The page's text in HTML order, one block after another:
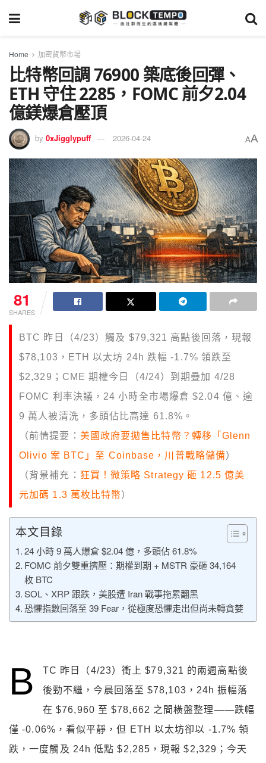
Home 加密貨幣市場
比特幣回調 76900 築底後回彈、
ETH 守住 2285，FOMC 前夕2.04
億鎂爆倉壓頂
by 0xJigglypuff 2026-04-24 AA
81
SHARES
BTC 昨日（4/23）觸及 $79,321 高點後回落，現報
$78,103，ETH 以太坊 24h 跌幅 -1.7% 領跌至
$2,329；CME 期權今日（4/24）到期疊加 4/28
FOMC 利率決議，24 小時全市場爆倉 $2.04 億、逾
9 萬人被清洗，多頭佔比高達 61.8%。
（前情提要： 美國政府要拋售比特幣？轉移「Glenn
Olivio 案 BTC」至 Coinbase，川普戰略儲備）
（背景補充： 狂買！微策略 Strategy 砸 12.5 億美
元加碼 1.3 萬枚比特幣）
本文目錄
24 小時 9 萬人爆倉 $2.04 億，多頭佔 61.8%
FOMC 前夕雙重擠壓：期權到期 + MSTR 豪砸 34,164
枚 BTC
SOL、XRP 跟跌，美股遭 Iran 戰事拖累翻黑
恐懼指數回落至 39 Fear，從極度恐懼走出但尚未轉貪婪
B
TC 昨日（4/23）衝上 $79,321 的兩週高點後
後勁不繼，今晨回落至 $78,103，24h 振幅落
在 $76,960 至 $78,662 之間橫盤整理——跌幅
僅 -0.06%，看似平靜，但 ETH 以太坊卻以 -1.7% 領
跌，一度觸及 24h 低點 $2,285，現報 $2,329；今天